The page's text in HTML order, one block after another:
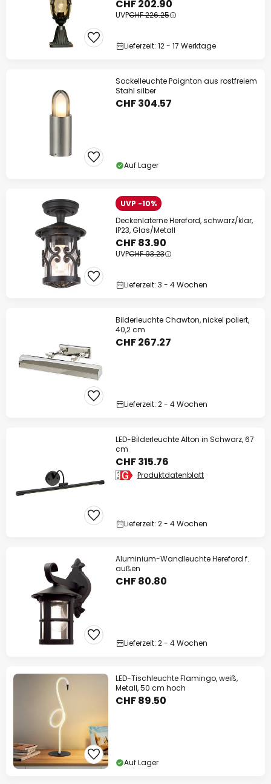
CHF 202.90
UVPCHF 226.25
Lieferzeit: 12 - 17 Werktage
Sockelleuchte Paignton aus rostfreiem
Stahl silber
CHF 304.57
Auf Lager
UVP -10%
Deckenlaterne Hereford, schwarz/klar,
IP23, Glas/Metall
CHF 83.90
UVPCHF 93.23
Lieferzeit: 3 - 4 Wochen
Bilderleuchte Chawton, nickel poliert,
40,2 cm
CHF 267.27
Lieferzeit: 2 - 4 Wochen
LED-Bilderleuchte Alton in Schwarz, 67
cm
CHF 315.76
Produktdatenblatt
Lieferzeit: 2 - 4 Wochen
Aluminium-Wandleuchte Hereford f.
außen
CHF 80.80
Lieferzeit: 2 - 4 Wochen
LED-Tischleuchte Flamingo, weiß,
Metall, 50 cm hoch
CHF 89.50
Auf Lager